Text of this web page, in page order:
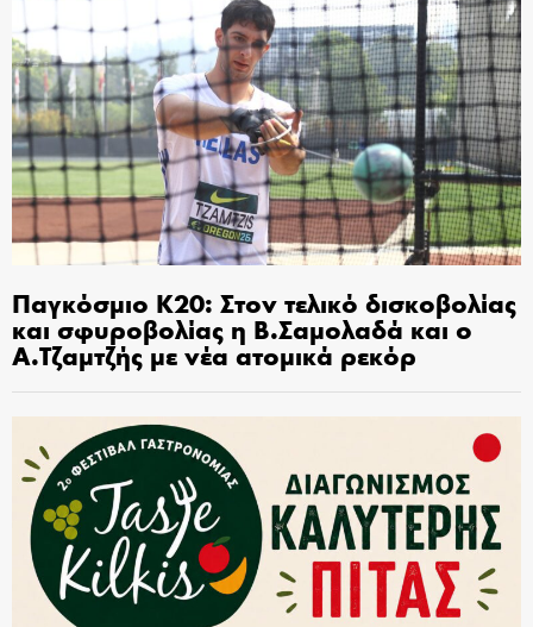
Παγκόσμιο Κ20: Στον τελικό δισκοβολίας
και σφυροβολίας η Β.Σαμολαδά και ο
Α.Τζαμτζής με νέα ατομικά ρεκόρ